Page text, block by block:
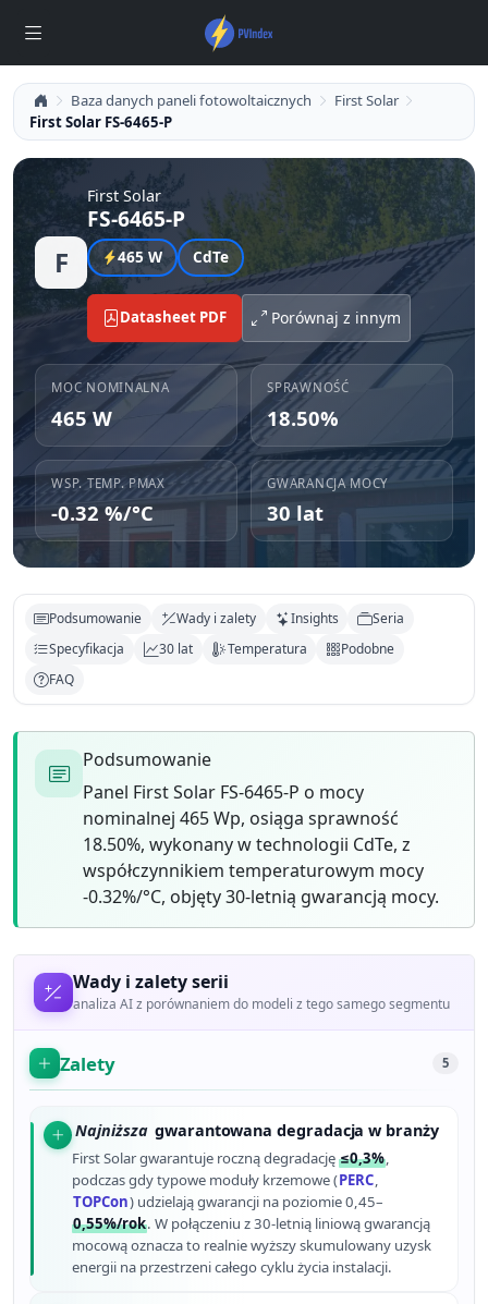
Baza danych paneli fotowoltaicznych
First Solar
First Solar FS-6465-P
F
First Solar
FS-6465-P
465 W CdTe
Datasheet PDF Porównaj z innym
MOC NOMINALNA
465 W
SPRAWNOŚĆ
18.50%
WSP. TEMP. PMAX
-0.32 %/°C
GWARANCJA MOCY
30 lat
Podsumowanie Wady i zalety Insights
Seria
Specyfikacja
30 lat Temperatura
Podobne
FAQ
Podsumowanie
Panel First Solar FS-6465-P o mocy
nominalnej 465 Wp, osiąga sprawność
18.50%, wykonany w technologii CdTe, z
współczynnikiem temperaturowym mocy
-0.32%/°C, objęty 30-letnią gwarancją mocy.
Wady i zalety serii
analiza AI z porównaniem do modeli z tego samego segmentu
Zalety 5
Najniższa gwarantowana degradacja w branży
First Solar gwarantuje roczną degradację≤0,3%,
podczas gdy typowe moduły krzemowe (PERC,
TOPCon) udzielają gwarancji na poziomie 0,45–
0,55%/rok. W połączeniu z 30-letnią liniową gwarancją
mocową oznacza to realnie wyższy skumulowany uzysk
energii na przestrzeni całego cyklu życia instalacji.